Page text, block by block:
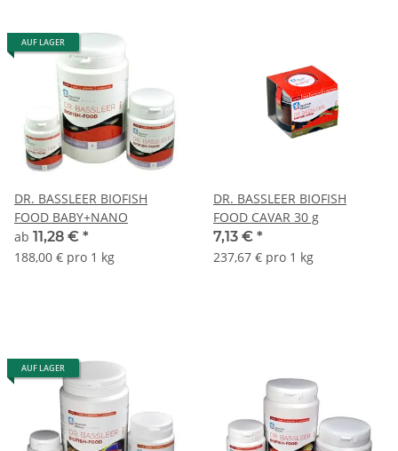
AUF LAGER
DR. BASSLEER BIOFISH
FOOD BABY+NANO
ab 11,28 € *
188,00 € pro 1 kg
DR. BASSLEER BIOFISH
FOOD CAVAR 30 g
7,13 € *
237,67 € pro 1 kg
AUF LAGER